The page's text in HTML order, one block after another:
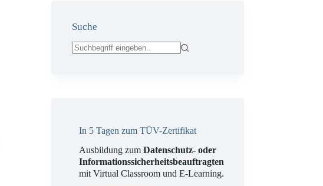
Suche
In 5 Tagen zum TÜV-Zertifikat
Ausbildung zumDatenschutz- oder
Informationssicherheitsbeauftragten
mit Virtual Classroom und E-Learning.